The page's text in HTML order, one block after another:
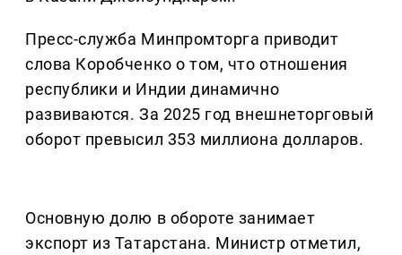
Пресс-служба Минпромторга приводит
слова Коробченко о том, что отношения
республики и Индии динамично
развиваются. За 2025 год внешнеторговый
оборот превысил 353 миллиона долларов.
Основную долю в обороте занимает
экспорт из Татарстана. Министр отметил,